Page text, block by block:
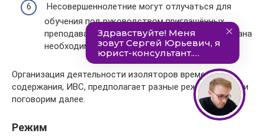
Несовершеннолетние могут отлучаться для
обучения под руководством приглашённых
преподавателей, если такая мера будет признана
необходимой.
Организация деятельности изоляторов временного
содержания, ИВС, предполагает разные режимы, о чем и
поговорим далее.
Режим